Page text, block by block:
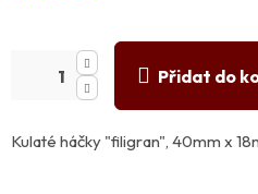
Přidat do
Kulaté háčky "filigran", 40mm x